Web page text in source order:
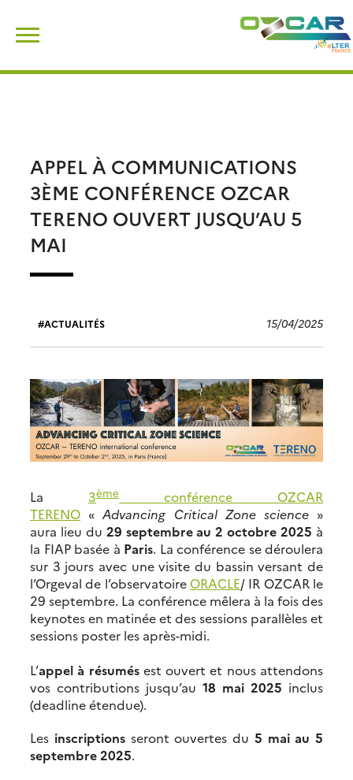
content
APPEL À COMMUNICATIONS
3ÈME CONFÉRENCE OZCAR
TERENO OUVERT JUSQU’AU 5
MAI
ACTUALITÉS 15/04/2025
La 3ème
conférence OZCAR
TERENO «Advancing Critical Zone science»
aura lieu du 29 septembre au 2 octobre 2025 à
la FIAP basée à Paris. La conférence se déroulera
sur 3 jours avec une visite du bassin versant de
l’Orgeval de l’observatoire ORACLE/ IR OZCAR le
29 septembre. La conférence mêlera à la fois des
keynotes en matinée et des sessions parallèles et
sessions poster les après-midi.
L’appel à résumésest ouvert et nous attendons
vos contributions jusqu’au 18 mai 2025 inclus
(deadline étendue).
Les inscriptionsseront ouvertes du 5 mai au 5
septembre 2025.